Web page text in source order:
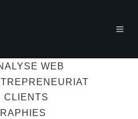
WEB
CLIENTS